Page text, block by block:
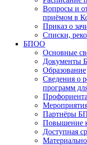
Вопросы и
приёмом в
Приказ о
Списки,
БПОО
Основные
Документы
Образование
Сведения о
программ
Партнёры
Повышение
Доступная